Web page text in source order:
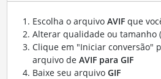
Escolha o arquivo AVIFque
Alterar qualidade ou tamanho
Clique em "Iniciar conversão"
arquivo de AVIF para GIF
Baixe seu arquivo GIF